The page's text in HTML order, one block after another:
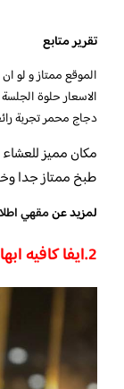
تقرير متابع
الموقع ممتاز و لو
دجاج محمر تجربة
مكان مميز
طبخ ممتاز جدا
لمزيد عنمقهي
2.ايفا كافيه ابها من